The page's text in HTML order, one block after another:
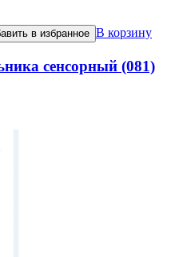
в избранное В корзину
сенсорный (081)